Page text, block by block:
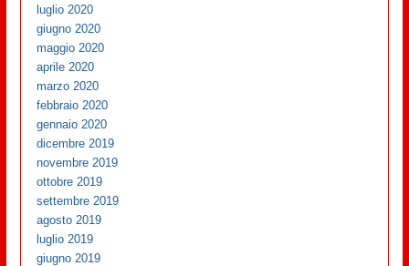
luglio 2020
giugno 2020
maggio 2020
aprile 2020
marzo 2020
febbraio 2020
gennaio 2020
dicembre 2019
novembre 2019
ottobre 2019
settembre 2019
agosto 2019
luglio 2019
giugno 2019